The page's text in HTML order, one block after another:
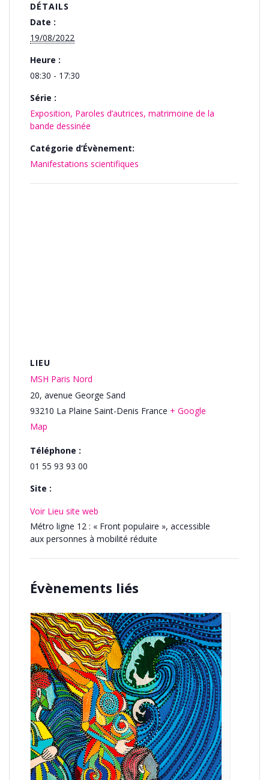
DÉTAILS
Date :
19/08/2022
Heure :
08:30 - 17:30
Série :
Exposition, Paroles d’autrices, matrimoine de la
bande dessinée
Catégorie d’Évènement:
Manifestations scientifiques
LIEU
MSH Paris Nord
20, avenue George Sand
93210 La Plaine Saint-Denis France + Google
Map
Téléphone :
01 55 93 93 00
Site :
Voir Lieu site web
Métro ligne 12 : « Front populaire », accessible
aux personnes à mobilité réduite
Évènements liés